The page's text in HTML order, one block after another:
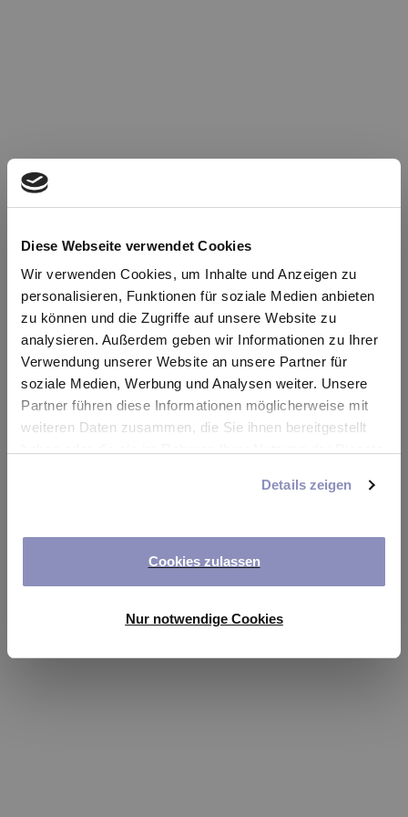
Diese Webseite verwendet Cookies
Wir verwenden Cookies, um Inhalte und Anzeigen zu
personalisieren, Funktionen für soziale Medien anbieten
zu können und die Zugriffe auf unsere Website zu
analysieren. Außerdem geben wir Informationen zu Ihrer
Verwendung unserer Website an unsere Partner für
soziale Medien, Werbung und Analysen weiter. Unsere
Partner führen diese Informationen möglicherweise mit
weiteren Daten zusammen, die Sie ihnen bereitgestellt
anpassen oder widerrufen. Weitere Details hierzu finden
Details zeigen
Cookies zulassen
Nur notwendige Cookies
Oops!
Something went wrong. Please try refreshing the
app
Refresh